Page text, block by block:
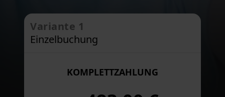
Variante 1
Einzelbuchung
KOMPLETTZAHLUNG